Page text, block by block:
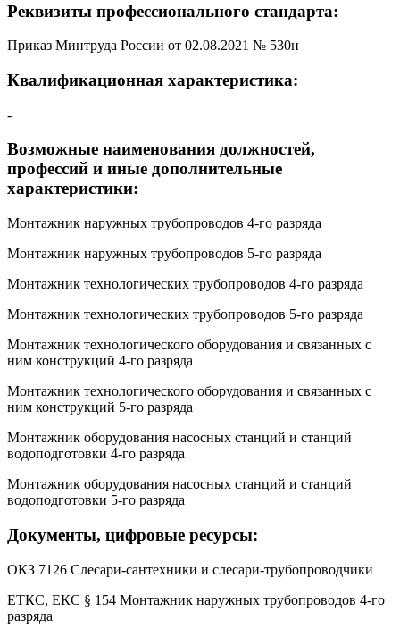
Реквизиты профессионального стандарта:
Приказ Минтруда России от 02.08.2021 № 530н
Квалификационная характеристика:
-
Возможные наименования должностей,
профессий и иные дополнительные
характеристики:
Монтажник наружных трубопроводов 4-го разряда
Монтажник наружных трубопроводов 5-го разряда
Монтажник технологических трубопроводов 4-го разряда
Монтажник технологических трубопроводов 5-го разряда
Монтажник технологического оборудования и связанных с
ним конструкций 4-го разряда
Монтажник технологического оборудования и связанных с
ним конструкций 5-го разряда
Монтажник оборудования насосных станций и станций
водоподготовки 4-го разряда
Монтажник оборудования насосных станций и станций
водоподготовки 5-го разряда
Документы, цифровые ресурсы:
ОКЗ 7126 Слесари-сантехники и слесари-трубопроводчики
ЕТКС, ЕКС § 154 Монтажник наружных трубопроводов 4-го
разряда